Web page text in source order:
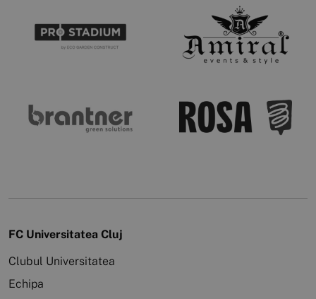
FC Universitatea Cluj
Clubul Universitatea
Echipa